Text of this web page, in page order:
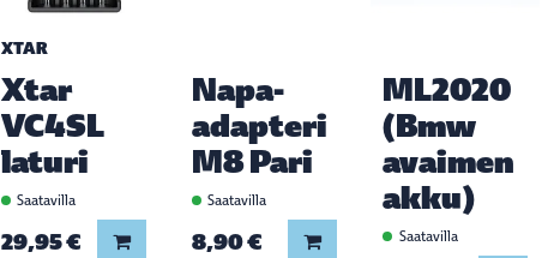
XTAR
Xtar
VC4SL
laturi
Saatavilla
29,95 € Lisää koriin
Napa-
adapteri
M8 Pari
Saatavilla
8,90 € Lisää koriin
ML2020
(Bmw
avaimen
akku)
Saatavilla